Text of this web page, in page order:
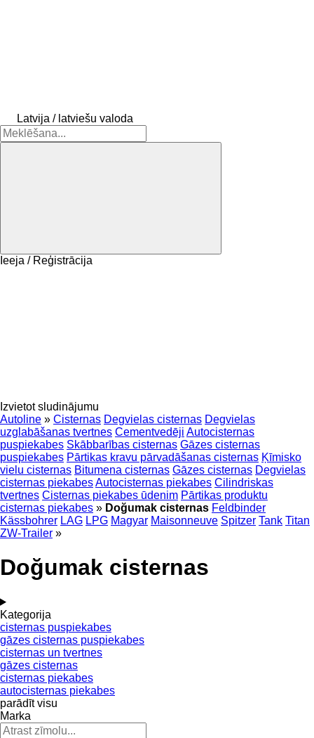
Latvija / latviešu valoda
Ieeja / Reģistrācija
Izvietot sludinājumu
Autoline » Cisternas Degvielas cisternas Degvielas
uzglabāšanas tvertnes Cementvedēji Autocisternas
puspiekabes Skābbarības cisternas Gāzes cisternas
puspiekabes Pārtikas kravu pārvadāšanas cisternas Ķīmisko
vielu cisternas Bitumena cisternas Gāzes cisternas Degvielas
cisternas piekabesAutocisternas piekabes Cilindriskas
tvertnes Cisternas piekabes ūdenim Pārtikas produktu
cisternas piekabes » Doğumak cisternas Feldbinder
Kässbohrer LAG LPG Magyar Maisonneuve Spitzer Tank Titan
ZW-Trailer »
Doğumak cisternas
Kategorija
cisternas puspiekabes
gāzes cisternas puspiekabes
cisternas un tvertnes
gāzes cisternas
cisternas piekabes
autocisternas piekabes
parādīt visu
Marka